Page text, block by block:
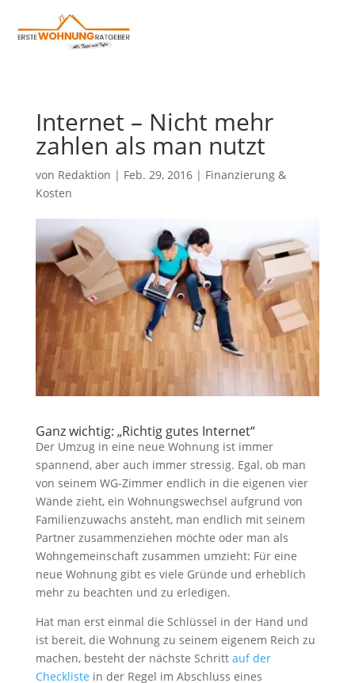
Internet – Nicht mehr
zahlen als man nutzt
von Redaktion | Feb. 29, 2016| Finanzierung &
Kosten
Ganz wichtig: „Richtig gutes Internet“
Der Umzug in eine neue Wohnung ist immer
spannend, aber auch immer stressig. Egal, ob man
von seinem WG-Zimmer endlich in die eigenen vier
Wände zieht, ein Wohnungswechsel aufgrund von
Familienzuwachs ansteht, man endlich mit seinem
Partner zusammenziehen möchte oder man als
Wohngemeinschaft zusammen umzieht: Für eine
neue Wohnung gibt es viele Gründe und erheblich
mehr zu beachten und zu erledigen.
Hat man erst einmal die Schlüssel in der Hand und
ist bereit, die Wohnung zu seinem eigenem Reich zu
machen, besteht der nächste Schritt auf der
Checkliste in der Regel im Abschluss eines